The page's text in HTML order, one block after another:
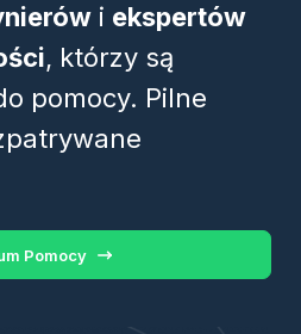
i ekspertów
, którzy są
pomocy. Pilne
Pomocy